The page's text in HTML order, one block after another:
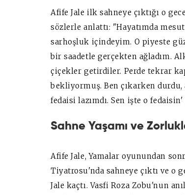
Afife Jale ilk sahneye çıktığı o
sözlerle anlattı: "Hayatımda
sarhoşluk içindeyim. O piyeste
bir saadetle gerçekten ağladım.
çiçekler getirdiler. Perde tekrar
bekliyormuş. Ben çıkarken
fedaisi lazımdı. Sen işte o fedaisin'
Sahne Yaşamı ve
Afife Jale, Yamalar oyunundan
Tiyatrosu'nda sahneye çıktı ve o
Jale kaçtı. Vasfi Roza Zobu'nun